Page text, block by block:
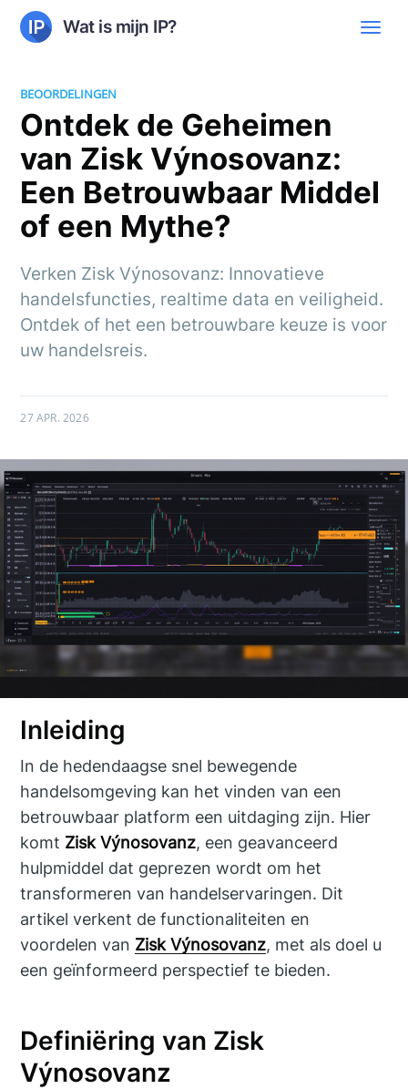
Wat is mijn IP?
BEOORDELINGEN
Ontdek de Geheimen
van Zisk Výnosovanz:
Een Betrouwbaar Middel
of een Mythe?
Verken Zisk Výnosovanz: Innovatieve
handelsfuncties, realtime data en veiligheid.
Ontdek of het een betrouwbare keuze is voor
uw handelsreis.
27 APR. 2026
Inleiding
In de hedendaagse snel bewegende
handelsomgeving kan het vinden van een
betrouwbaar platform een uitdaging zijn. Hier
komt Zisk Výnosovanz, een geavanceerd
hulpmiddel dat geprezen wordt om het
transformeren van handelservaringen. Dit
artikel verkent de functionaliteiten en
voordelen van Zisk Výnosovanz, met als doel u
een geïnformeerd perspectief te bieden.
Definiëring van Zisk
Výnosovanz